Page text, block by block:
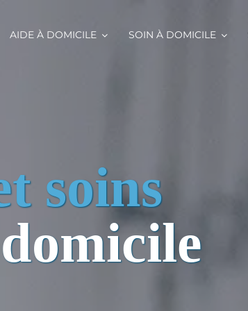
AIDE À DOMICILE SOIN À DOMICILE
soins